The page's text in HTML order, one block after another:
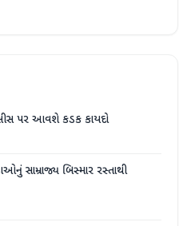
પર આવશે કડક કાયદો
સામ્રાજ્ય બિસ્માર રસ્તાથી